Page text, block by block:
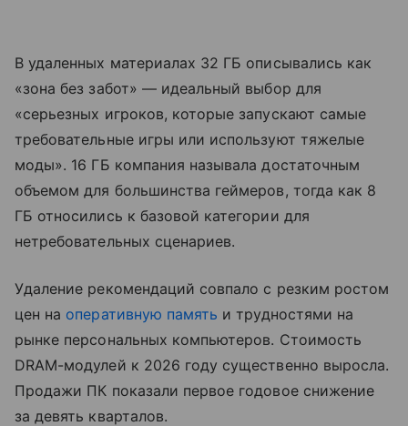
В удаленных материалах 32 ГБ описывались как
«зона без забот» — идеальный выбор для
«серьезных игроков, которые запускают самые
требовательные игры или используют тяжелые
моды». 16 ГБ компания называла достаточным
объемом для большинства геймеров, тогда как 8
ГБ относились к базовой категории для
нетребовательных сценариев.
Удаление рекомендаций совпало с резким ростом
цен на оперативную память и трудностями на
рынке персональных компьютеров. Стоимость
DRAM-модулей к 2026 году существенно выросла.
Продажи ПК показали первое годовое снижение
за девять кварталов.